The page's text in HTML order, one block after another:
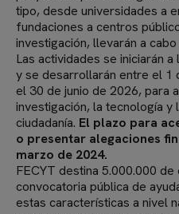
tipo, desde universidades a
fundaciones a centros
investigación, llevarán a
Las actividades se iniciarán
y se desarrollarán entre el 1
el 30 de junio de 2026, para
investigación, la tecnología y
ciudadanía. El plazo para
o presentar alegaciones
marzo de 2024.
FECYT destina 5.000.000 de
convocatoria pública de
estas características a nivel